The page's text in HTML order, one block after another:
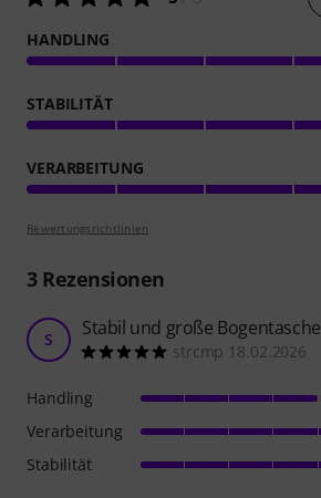
HANDLING
STABILITÄT
VERARBEITUNG
Bewertungsrichtlinien
3Rezensionen
S Stabil und große Bogentasche
strcmp 18.02.2026
Handling
Verarbeitung
Stabilität